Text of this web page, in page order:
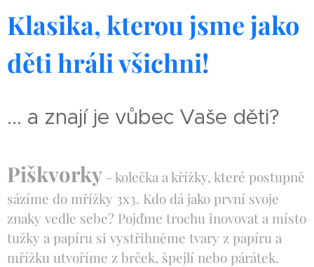
Klasika, kterou jsme jako
děti hráli všichni!
... a znají je vůbec Vaše děti?
Piškvorky - kolečka a křížky, které postupně
sázíme do mřížky 3x3. Kdo dá jako první svoje
znaky vedle sebe? Pojďme trochu inovovat a místo
tužky a papíru si vystřihněme tvary z papíru a
mřížku utvoříme z brček, špejlí nebo párátek.